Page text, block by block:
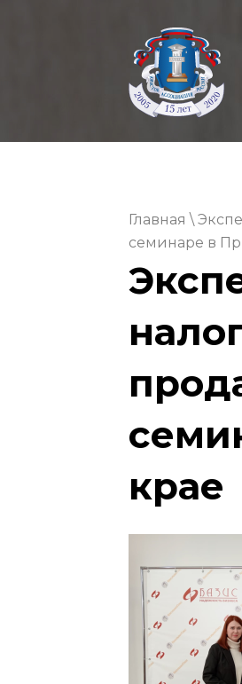
Главная \
семинаре в
крае